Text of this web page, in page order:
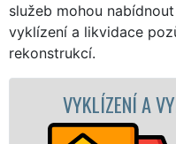
služeb mohou
vyklízení a likvidace
rekonstrukcí.
A VYKLÍZECÍ PRÁCE
v Břestu a